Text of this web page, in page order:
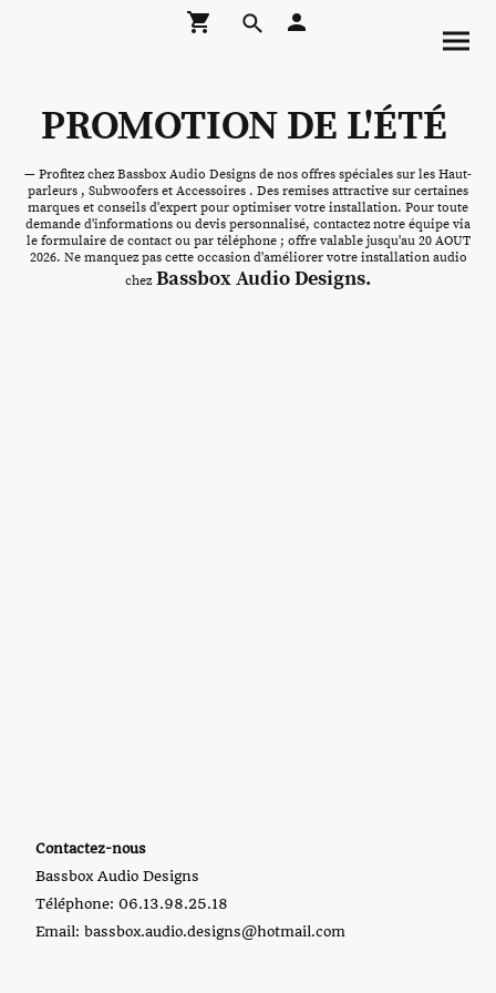
PROMOTION DE L'ÉTÉ
— Profitez chez Bassbox Audio Designs de nos offres spéciales sur les Haut-
parleurs , Subwoofers et Accessoires . Des remises attractive sur certaines
marques et conseils d'expert pour optimiser votre installation. Pour toute
demande d'informations ou devis personnalisé, contactez notre équipe via
le formulaire de contact ou par téléphone ; offre valable jusqu'au 20 AOUT
2026. Ne manquez pas cette occasion d'améliorer votre installation audio
chezBassbox Audio Designs.
Contactez-nous
Bassbox Audio Designs
Téléphone: 06.13.98.25.18
Email: bassbox.audio.designs@hotmail.com